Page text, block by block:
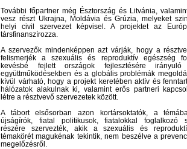
További főpartner még Észtország és Litvánia,
vesz részt Ukrajna, Moldávia és Grúzia, melyeket
helyi civil szervezet képvisel. A projektet az
társfinanszírozza.
A szervezők mindenképpen azt várják, hogy a
felismerjék a szexuális és reproduktív egészség
kevésbé fejlett országok fejlesztésére irányuló
együttműködésekben és a globális problémák
kívül várható, hogy a projekt keretében aktív és
hálózatok alakulnak ki, valamint erős partneri
létre a résztvevő szervezetek között.
A tábort elsősorban azon kortársoktatók, a
újságírók, fiatal politikusok, fiatalokkal foglalkozó
részére szervezték, akik a szexuális és
témakörét magukénak tekintik, nem beszélve a
megelőzésről.